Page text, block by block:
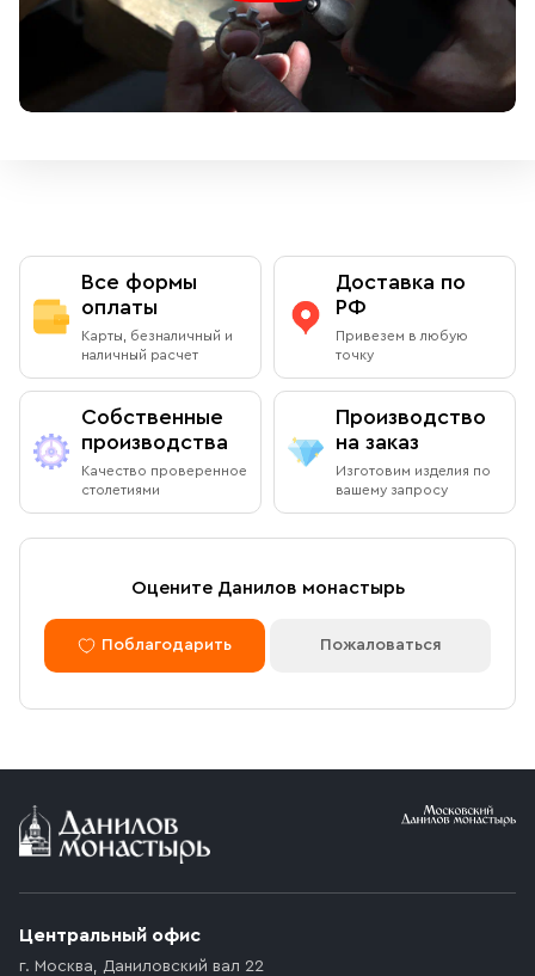
Все формы
оплаты
Карты, безналичный и
наличный расчет
Доставка по
РФ
Привезем в любую
точку
Собственные
производства
Качество проверенное
столетиями
Производство
на заказ
Изготовим изделия по
вашему запросу
Оцените Данилов монастырь
Поблагодарить Пожаловаться
Центральный офис
г. Москва, Даниловский вал 22